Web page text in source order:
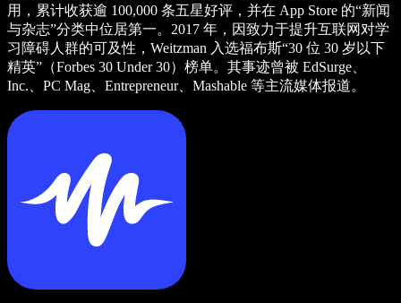
用，累计收获逾 100,000 条五星好评，并在 App Store 的“新闻
与杂志”分类中位居第一。2017 年，因致力于提升互联网对学
习障碍人群的可及性，Weitzman 入选福布斯“30 位 30 岁以下
精英”（Forbes 30 Under 30）榜单。其事迹曾被 EdSurge、
Inc.、PC Mag、Entrepreneur、Mashable 等主流媒体报道。